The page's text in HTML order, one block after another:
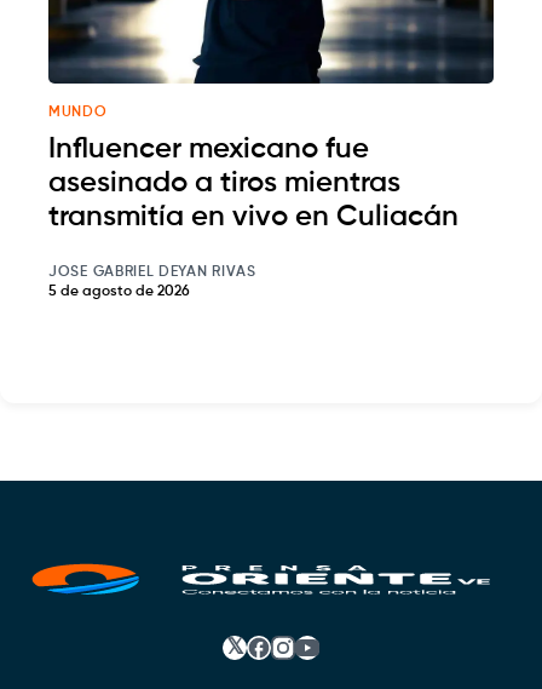
MUNDO
Influencer mexicano fue
asesinado a tiros mientras
transmitía en vivo en Culiacán
JOSE GABRIEL DEYAN RIVAS
5 de agosto de 2026
𝕏 Facebook
Instagram
YouTube